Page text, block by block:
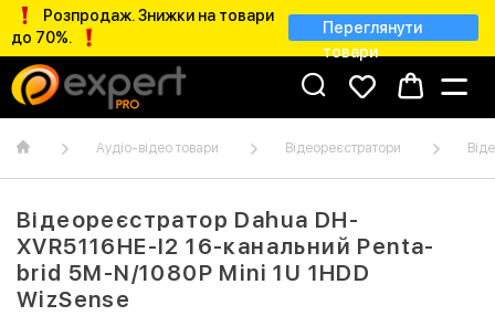
Розпродаж. Знижки на товари
до 70%.
Переглянути
товари
Аудіо-відео товари Відеореєстратори
Відеореєстратор Dahua DH-
XVR5116HE-I2 16-канальний Penta-
brid 5M-N/1080P Mini 1U 1HDD
WizSense